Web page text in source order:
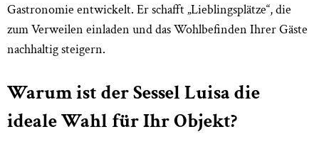
Gastronomie entwickelt. Er schafft „Lieblingsplätze“, die
zum Verweilen einladen und das Wohlbefinden Ihrer Gäste
nachhaltig steigern.
Warum ist der Sessel Luisa die
ideale Wahl für Ihr Objekt?